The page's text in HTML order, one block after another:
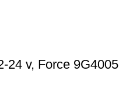
24 v, Force 9G4005